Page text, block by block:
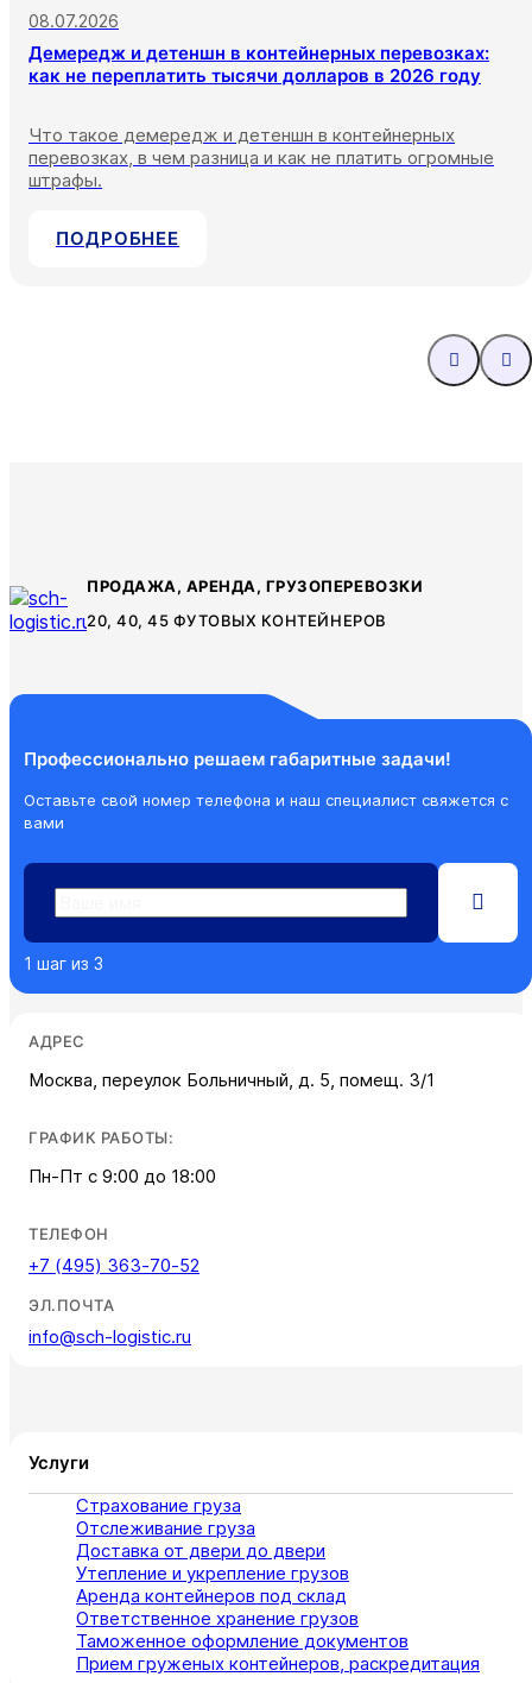
08.07.2026
Демередж и детеншн в контейнерных перевозках:
как не переплатить тысячи долларов в 2026 году
Что такое демередж и детеншн в контейнерных
перевозках, в чем разница и как не платить огромные
штрафы.
ПОДРОБНЕЕ
ПРОДАЖА, АРЕНДА, ГРУЗОПЕРЕВОЗКИ
20, 40, 45 ФУТОВЫХ КОНТЕЙНЕРОВ
Услуги
Страхование груза
Отслеживание груза
Доставка от двери до двери
Утепление и укрепление грузов
Аренда контейнеров под склад
Ответственное хранение грузов
Таможенное оформление документов
Прием груженых контейнеров, раскредитация
Профессионально решаем габаритные задачи!
Оставьте свой номер телефона и наш специалист свяжется с
вами
1 шаг из 3
АДРЕС
Москва, переулок Больничный, д. 5, помещ. 3/1
ГРАФИК РАБОТЫ:
Пн-Пт с 9:00 до 18:00
ТЕЛЕФОН
+7 (495) 363-70-52
ЭЛ.ПОЧТА
info@sch-logistic.ru